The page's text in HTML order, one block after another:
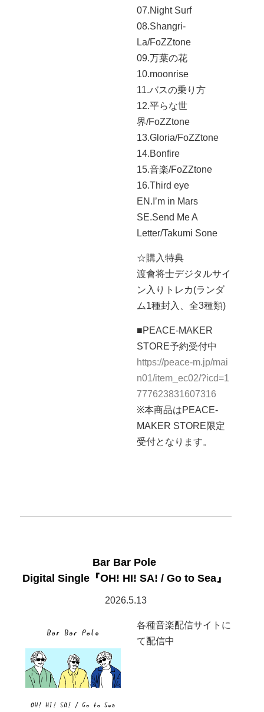
07.Night Surf
08.Shangri-
La/FoZZtone
09.万葉の花
10.moonrise
11.バスの乗り方
12.平らな世
界/FoZZtone
13.Gloria/FoZZtone
14.Bonfire
15.音楽/FoZZtone
16.Third eye
EN.I’m in Mars
SE.Send Me A
Letter/Takumi Sone
☆購入特典
渡會将士デジタルサイ
ン入りトレカ(ランダ
ム1種封入、全3種類)
■PEACE-MAKER
STORE予約受付中
https://peace-m.jp/mai
n01/item_ec02/?icd=1
777623831607316
※本商品はPEACE-
MAKER STORE限定
受付となります。
Bar Bar Pole
Digital Single『OH! HI! SA! / Go to Sea』
2026.5.13
各種音楽配信サイトに
て配信中